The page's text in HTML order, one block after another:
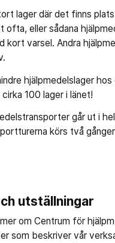
lager där det finns
ofta, eller sådana
kort varsel. Andra
hjälpmedelslager hos
100 lager i länet!
går ut i
körs två
utställningar
om Centrum för
som beskriver vår